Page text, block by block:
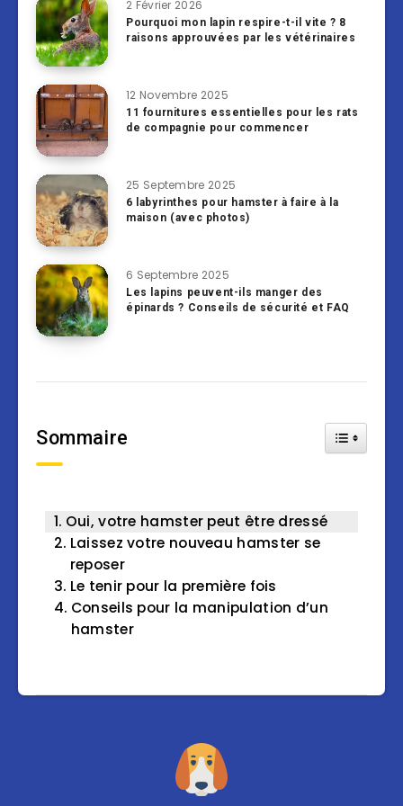
2 Février 2026
Pourquoi mon lapin respire-t-il vite ? 8
raisons approuvées par les vétérinaires
12 Novembre 2025
11 fournitures essentielles pour les rats
de compagnie pour commencer
25 Septembre 2025
6 labyrinthes pour hamster à faire à la
maison (avec photos)
6 Septembre 2025
Les lapins peuvent-ils manger des
épinards ? Conseils de sécurité et FAQ
Sommaire Toggle
Oui, votre hamster peut être dressé
Laissez votre nouveau hamster se
reposer
Le tenir pour la première fois
Conseils pour la manipulation d’un
hamster